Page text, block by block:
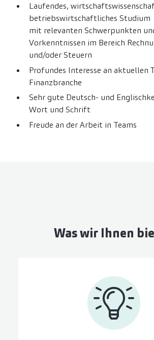
Laufendes,
betriebswirtschaftliches Studium
mit relevanten Schwerpunkten
Vorkenntnissen im Bereich
und/oder Steuern
Profundes Interesse an aktuellen
Finanzbranche
Sehr gute Deutsch- und
Wort und Schrift
Freude an der Arbeit in Teams
Was wir Ihnen